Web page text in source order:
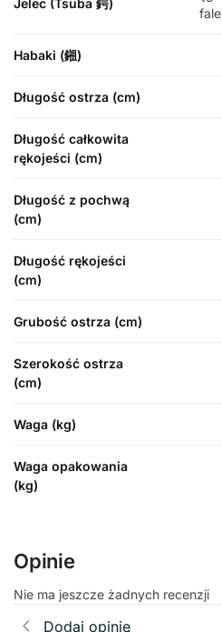
Jelec (Tsuba 鍔)
Habaki (鎺)
Długość ostrza (cm)
Długość całkowita
rękojeści (cm)
Długość z pochwą
(cm)
Długość rękojeści
(cm)
Grubość ostrza (cm)
Szerokość ostrza
(cm)
Waga (kg)
Waga opakowania
(kg)
Opinie
Nie ma jeszcze żadnych recenzji
Dodaj opinię